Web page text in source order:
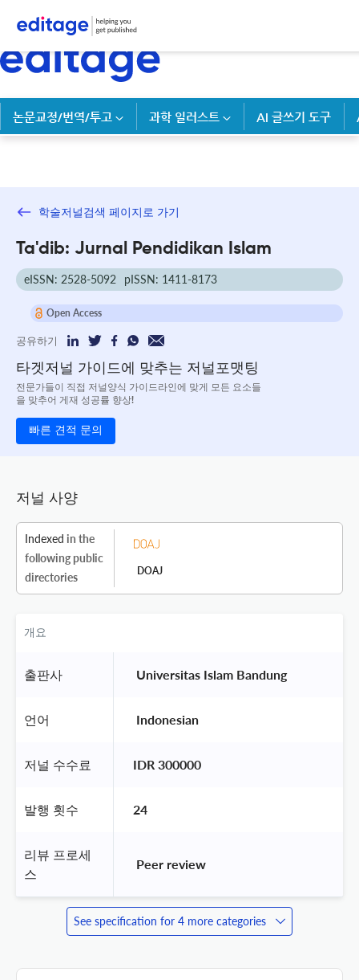
논문교정/번역/투고 과학 일러스트 AI 글쓰기 도구
학술저널검색 페이지로 가기
Ta'dib: Jurnal Pendidikan Islam
eISSN: 2528-5092 pISSN: 1411-8173
Open Access
공유하기
타겟저널 가이드에 맞추는 저널포맷팅
전문가들이 직접 저널양식 가이드라인에 맞게 모든 요소들
을 맞추어 게재 성공률 향상!
빠른 견적 문의
저널 사양
Indexed in the
following public
directories
DOAJ
개요
출판사 Universitas Islam Bandung
언어 Indonesian
저널 수수료 IDR 300000
발행 횟수 24
리뷰 프로세
스
Peer review
See specification for 4 more categories